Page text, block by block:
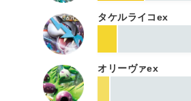
タケルライコex
オリーヴァex